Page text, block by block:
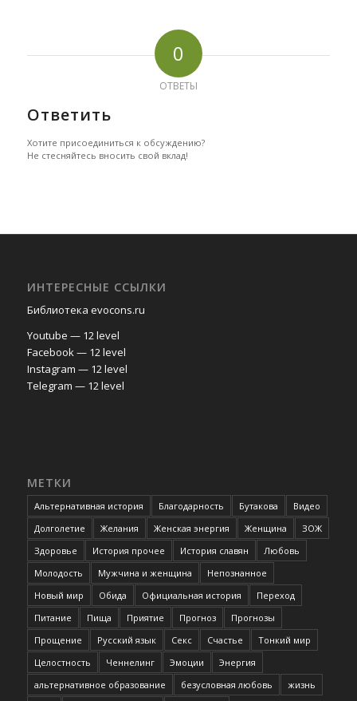
0
ОТВЕТЫ
Ответить
Хотите присоединиться к обсуждению?
Не стесняйтесь вносить свой вклад!
ИНТЕРЕСНЫЕ ССЫЛКИ
Библиотека evocons.ru
Youtube — 12 level
Facebook — 12 level
Instagram — 12 level
Telegram — 12 level
МЕТКИ
Альтернативная история Благодарность Бутакова
Видео
Долголетие
Желания Женская энергия Женщина
ЗОЖ
Здоровье
История прочее История славян
Любовь
Молодость
Мужчина и женщина
Непознанное
Новый мир
Обида Официальная история
Переход
Питание
Пища Приятие Прогноз
Прогнозы
Прощение
Русский язык Секс Счастье
Тонкий мир
Целостность
Ченнелинг Эмоции
Энергия
альтернативное образование
безусловная любовь
жизнь